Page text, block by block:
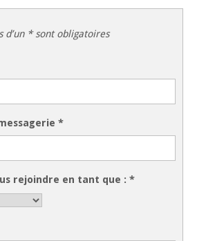
d’un * sont obligatoires
*
rejoindre en tant que : *